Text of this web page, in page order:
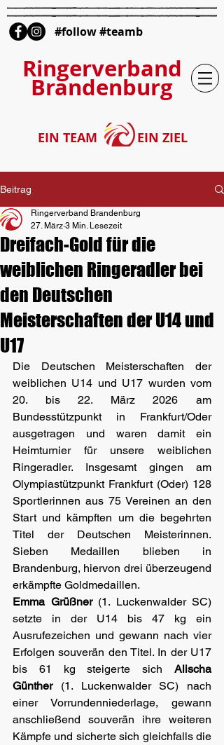
#follow #teamb
Ringerverband
Brandenburg
EIN TEAM EIN ZIEL
Beitrag
Dreifach-Gold für die
weiblichen Ringeradler bei
den Deutschen
Meisterschaften der U14 und
U17
Ringerverband Brandenburg
27. März 3 Min. Lesezeit
Die Deutschen Meisterschaften der
weiblichen U14 und U17 wurden vom
20. bis 22. März 2026 am
Bundesstützpunkt in Frankfurt/Oder
ausgetragen und waren damit ein
Heimturnier für unsere weiblichen
Ringeradler. Insgesamt gingen am
Olympiastützpunkt Frankfurt (Oder) 128
Sportlerinnen aus 75 Vereinen an den
Start und kämpften um die begehrten
Titel der Deutschen Meisterinnen.
Sieben Medaillen blieben in
Brandenburg, hiervon drei überzeugend
erkämpfte Goldmedaillen.
Emma Grüßner (1. Luckenwalder SC)
setzte in der U14 bis 47 kg ein
Ausrufezeichen und gewann nach vier
Erfolgen souverän den Titel. In der U17
bis 61 kg steigerte sich Alischa
Günther (1. Luckenwalder SC) nach
einer Vorrundenniederlage, gewann
anschließend souverän ihre weiteren
Kämpfe und sicherte sich gleichfalls die